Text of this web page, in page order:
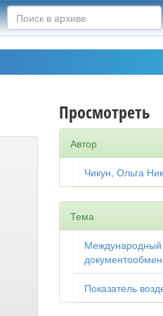
Просмотреть
Автор
Чикун, Ольга
Тема
Международный
документообмен
Показатель